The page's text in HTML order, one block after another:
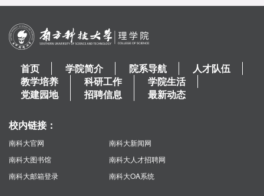
首页 学院简介 院系导航
人才队伍
教学培养
科研工作
学院生活
党建园地
招聘信息 最新动态
校内链接：
南科大官网
南科大新闻网
南科大图书馆
南科大人才招聘网
南科大邮箱登录
南科大OA系统